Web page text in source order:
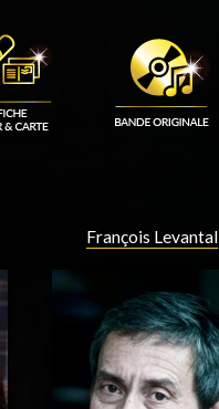
François Levantal